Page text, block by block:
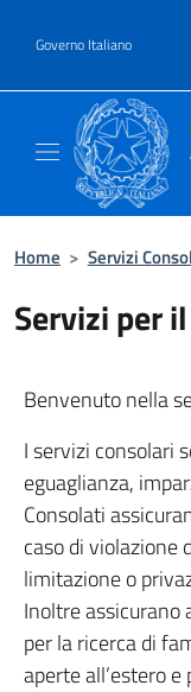
Governo Italiano
Home > Servizi
Servizi per
Benvenuto nella
I servizi consolari
eguaglianza,
Consolati
caso di violazione
limitazione o
Inoltre assicurano
per la ricerca di
aperte all’estero